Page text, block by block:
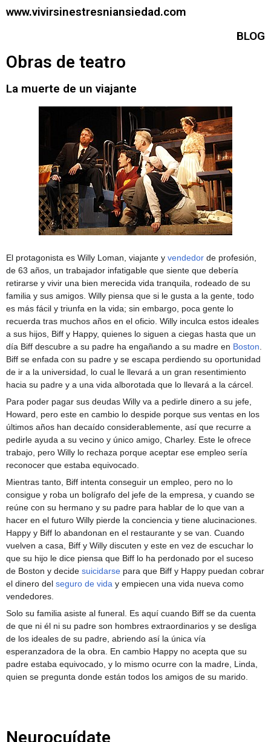
www.vivirsinestresniansiedad.com
BLOG
Obras de teatro
La muerte de un viajante
El protagonista es Willy Loman, viajante y vendedor de profesión,
de 63 años, un trabajador infatigable que siente que debería
retirarse y vivir una bien merecida vida tranquila, rodeado de su
familia y sus amigos. Willy piensa que si le gusta a la gente, todo
es más fácil y triunfa en la vida; sin embargo, poca gente lo
recuerda tras muchos años en el oficio. Willy inculca estos ideales
a sus hijos, Biff y Happy, quienes lo siguen a ciegas hasta que un
día Biff descubre a su padre ha engañando a su madre en Boston
Biff se enfada con su padre y se escapa perdiendo su oportunidad
de ir a la universidad, lo cual le llevará a un gran resentimiento
hacia su padre y a una vida alborotada que lo llevará a la cárcel.
Para poder pagar sus deudas Willy va a pedirle dinero a su jefe,
Howard, pero este en cambio lo despide porque sus ventas en los
últimos años han decaído considerablemente, así que recurre a
pedirle ayuda a su vecino y único amigo, Charley. Este le ofrece
trabajo, pero Willy lo rechaza porque aceptar ese empleo sería
reconocer que estaba equivocado.
Mientras tanto, Biff intenta conseguir un empleo, pero no lo
consigue y roba un bolígrafo del jefe de la empresa, y cuando se
reúne con su hermano y su padre para hablar de lo que van a
hacer en el futuro Willy pierde la conciencia y tiene alucinaciones.
Happy y Biff lo abandonan en el restaurante y se van. Cuando
vuelven a casa, Biff y Willy discuten y este en vez de escuchar lo
que su hijo le dice piensa que Biff lo ha perdonado por el suceso
de Boston y decide suicidarse para que Biff y Happy puedan cobrar
el dinero del seguro de vida y empiecen una vida nueva como
vendedores.
Solo su familia asiste al funeral. Es aquí cuando Biff se da cuenta
de que ni él ni su padre son hombres extraordinarios y se desliga
de los ideales de su padre, abriendo así la única vía
esperanzadora de la obra. En cambio Happy no acepta que su
padre estaba equivocado, y lo mismo ocurre con la madre, Linda,
quien se pregunta donde están todos los amigos de su marido.
Neurocuídate